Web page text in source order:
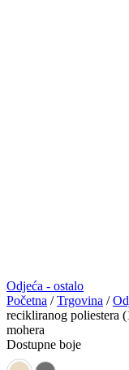
Odjeća - ostalo
Početna /Trgovina /
recikliranog poliestera
mohera
Dostupne boje